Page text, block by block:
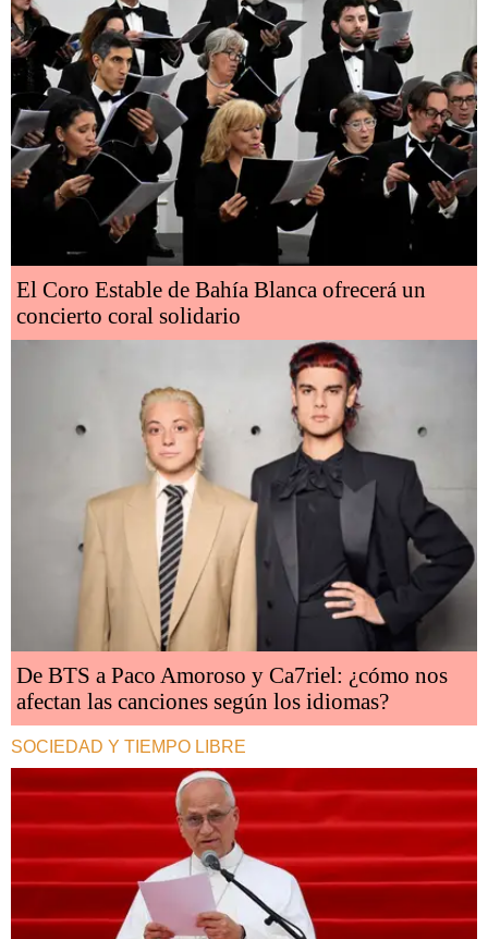
El Coro Estable de Bahía Blanca ofrecerá un
concierto coral solidario
De BTS a Paco Amoroso y Ca7riel: ¿cómo nos
afectan las canciones según los idiomas?
SOCIEDAD Y TIEMPO LIBRE